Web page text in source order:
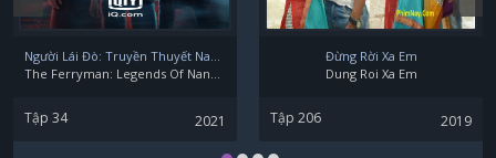
Tập 34 2021
Đừng Rời Xa Em
Dung Roi Xa Em
Tập 206 2019